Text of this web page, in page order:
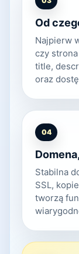
Od
Najpierw
czy
title,
oraz
04
Stabilna
SSL,
tworzą